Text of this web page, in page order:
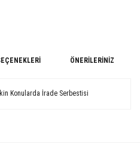
ÖNERILERINIZ
Konularda İrade Serbestisi